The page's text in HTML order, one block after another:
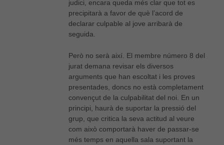
judici, encara queda més clar que tot es
precipitarà a favor de què l’acord de
declarar culpable al jove arribarà de
seguida.
Però no serà així. El membre número 8 del
jurat demana revisar els diversos
arguments que han escoltat i les proves
presentades, doncs no està completament
convençut de la culpabilitat del noi. En un
principi, haurà de suportar la pressió del
grup, que critica la seva actitud al veure
com això comportarà haver de passar-se
més temps en aquella sala suportant la